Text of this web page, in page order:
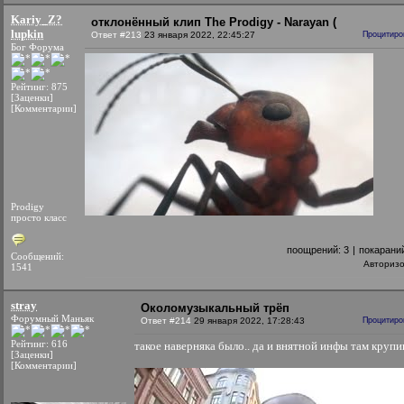
Kariy_Z?
lupkin
Бог Форума
Рейтинг: 875
[Заценки]
[Комментарии]
Prodigy
просто класс
Сообщений:
1541
отклонённый клип The Prodigy - Narayan (
Ответ #213 23 января 2022, 22:45:27
поощрений: 3 |
stray
Форумный Маньяк
Рейтинг: 616
[Заценки]
[Комментарии]
Околомузыкальный трёп
Ответ #214 29 января 2022, 17:28:43
такое наверняка было.. да и внятной инфы там